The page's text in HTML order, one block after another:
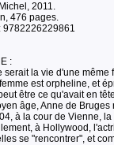
2011.
476 pages.
9782226229861
:
serait la vie d'une même
est orpheline, et
être ce qu'avait en
âge, Anne de Bruges
à la cour de Vienne,
à Hollywood,
se "rencontrer", et